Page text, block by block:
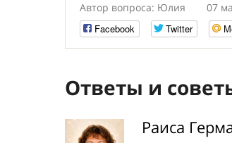
Автор вопроса: Юлия 07
Facebook
Twitter
Ответы и
Раиса